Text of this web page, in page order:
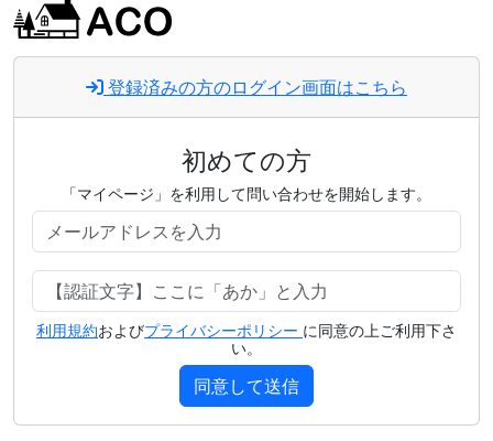
登録済みの方のログイン画面はこちら
初めての方
「マイページ」を利用して問い合わせを開始します。
利用規約およびプライバシーポリシー に同意の上ご利用下さ
い。
同意して送信